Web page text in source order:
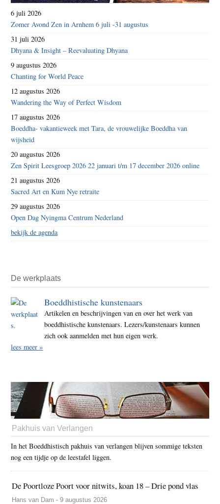
6 juli 2026
Zomer Avond Zen in Arnhem 6 juli -31 augustus
31 juli 2026
Dhyana & Insight – Reevaluating Dhyana
9 augustus 2026
Chanting for World Peace
12 augustus 2026
Wandering the Way of Perfect Wisdom
17 augustus 2026
Boeddha- vakantieweek met Tara, de vrouwelijke Boeddha van
wijsheid
20 augustus 2026
Zen Spirit Leesgroep 2026 22 januari t/m 17 december 2026 online
21 augustus 2026
Sacred Art en Kum Nye retraite
29 augustus 2026
Open Dag Nyingma Centrum Nederland
bekijk de agenda
De werkplaats
Boeddhistische kunstenaars
Artikelen en beschrijvingen van en over het werk van
boeddhistische kunstenaars. Lezers/kunstenaars kunnen
zich ook aanmelden met hun eigen werk.
lees meer »
Pakhuis van Verlangen
In het Boeddhistisch pakhuis van verlangen blijven sommige teksten
nog een tijdje op de leestafel liggen.
De Poortloze Poort voor nitwits, koan 18 – Drie pond vlas
Hans van Dam - 9 augustus 2026